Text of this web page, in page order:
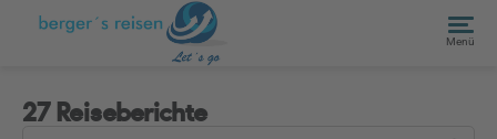
Menü
27 Reiseberichte